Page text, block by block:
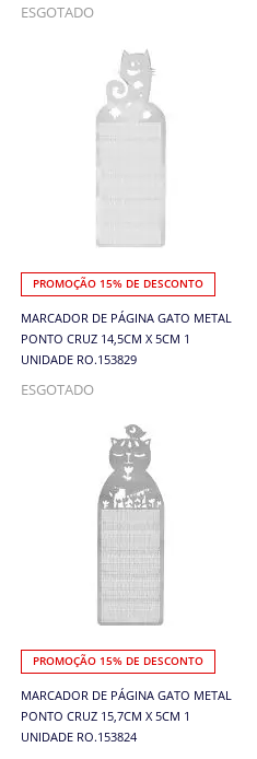
ESGOTADO
PROMOÇÃO 15% DE DESCONTO
MARCADOR DE PÁGINA GATO METAL
PONTO CRUZ 14,5CM X 5CM 1
UNIDADE RO.153829
ESGOTADO
PROMOÇÃO 15% DE DESCONTO
MARCADOR DE PÁGINA GATO METAL
PONTO CRUZ 15,7CM X 5CM 1
UNIDADE RO.153824